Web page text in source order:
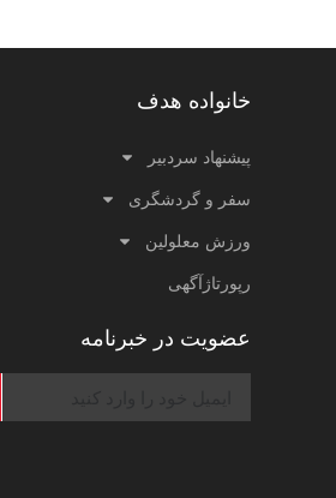
خانواده هدف
پیشنهاد سردبیر
سفر و گردشگری
ورزش معلولین
رپورتاژآگهی
عضویت در خبرنامه